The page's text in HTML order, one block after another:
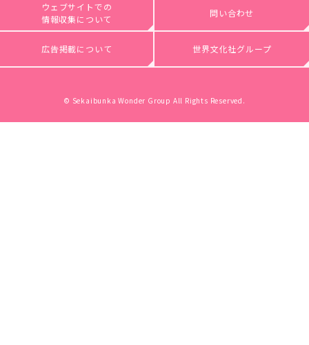
ウェブサイトでの
情報収集について
問い合わせ
広告掲載について 世界文化社グループ
© Sekaibunka Wonder Group All Rights Reserved.